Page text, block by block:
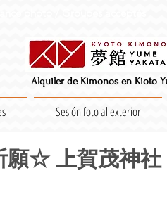
Alquiler de Kimonos en Kioto
Sesión foto al exterior
願☆ 上賀茂神